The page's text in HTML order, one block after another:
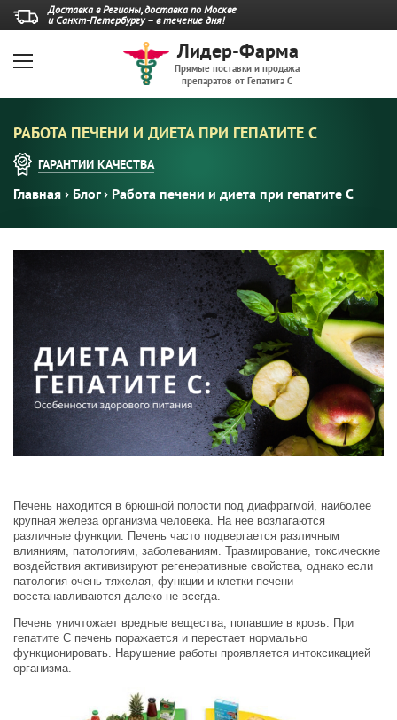
Доставка в Регионы, доставка по Москве
и Санкт-Петербургу – в течение дня!
Лидер-Фарма
Прямые поставки и продажа
препаратов от Гепатита С
РАБОТА ПЕЧЕНИ И ДИЕТА ПРИ ГЕПАТИТЕ С
ГАРАНТИИ КАЧЕСТВА
Главная › Блог› Работа печени и диета при гепатите С
Печень находится в брюшной полости под диафрагмой, наиболее
крупная железа организма человека. На нее возлагаются
различные функции. Печень часто подвергается различным
влияниям, патологиям, заболеваниям. Травмирование, токсические
воздействия активизируют регенеративные свойства, однако если
патология очень тяжелая, функции и клетки печени
восстанавливаются далеко не всегда.
Печень уничтожает вредные вещества, попавшие в кровь. При
гепатите С печень поражается и перестает нормально
функционировать. Нарушение работы проявляется интоксикацией
организма.